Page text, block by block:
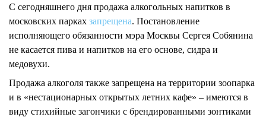
С сегодняшнего дня продажа алкогольных напитков в
московских парках запрещена. Постановление
исполняющего обязанности мэра Москвы Сергея Собянина
не касается пива и напитков на его основе, сидра и
медовухи.
Продажа алкоголя также запрещена на территории зоопарка
и в «нестационарных открытых летних кафе» – имеются в
виду стихийные загончики с брендированными зонтиками